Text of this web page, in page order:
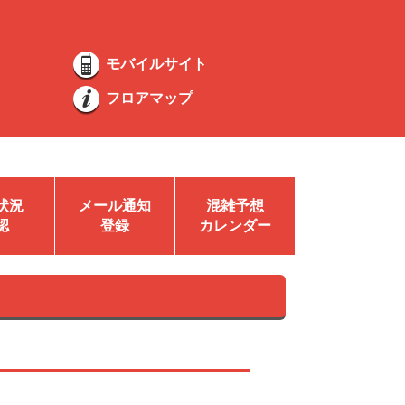
モバイルサイト
フロアマップ
況
メール通知
登録
混雑予想
カレンダー